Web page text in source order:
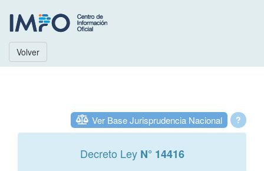
Volver
?
Ver Base Jurisprudencia Nacional
Decreto Ley N° 14416